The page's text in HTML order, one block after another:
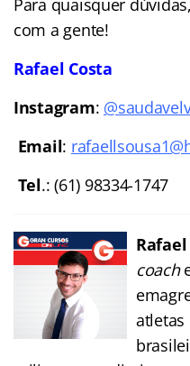
Para quaisquer
com a gente!
Rafael Costa
Instagram:
Email:
Tel.: (61) 98334-1747
coach
atletas